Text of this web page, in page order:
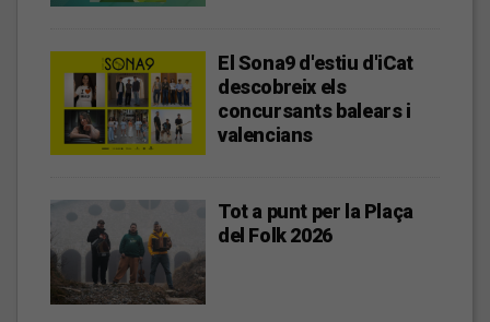
El Sona9 d'estiu d'iCat
descobreix els
concursants balears i
valencians
Tot a punt per la Plaça
del Folk 2026